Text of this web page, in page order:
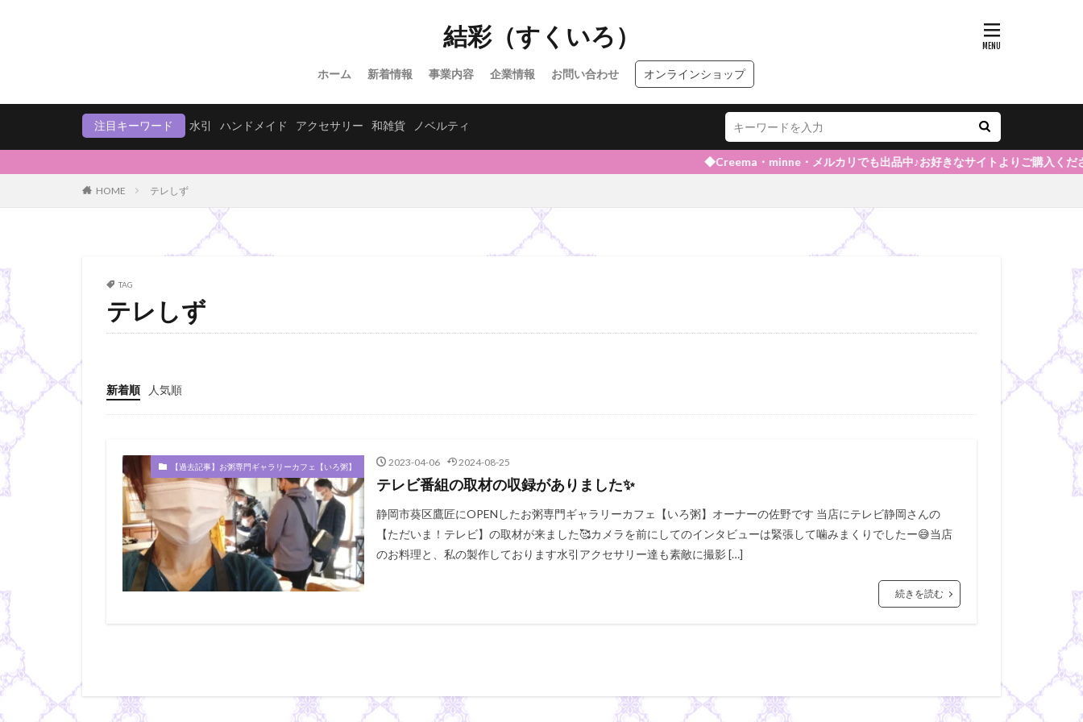
結彩（すくいろ）
ホーム 新着情報 事業内容 企業情報 お問い合わせ オンラインショップ
注目キーワード 水引 ハンドメイド アクセサリー 和雑貨 ノベルティ
◆Creema・minne・メルカリでも出品中♪お好きなサイトよりご購入ください
HOME テレしず
TAG
テレしず
新着順 人気順
【過去記事】お粥専門ギャラリーカフェ【いろ粥】 2023-04-06 2024-08-25
テレビ番組の取材の収録がありました✨
静岡市葵区鷹匠にOPENしたお粥専門ギャラリーカフェ【いろ粥】オーナーの佐野です 当店にテレビ静岡さんの
【ただいま！テレビ】の取材が来ました🥰カメラを前にしてのインタビューは緊張して噛みまくりでしたー😅当店
のお料理と、私の製作しております水引アクセサリー達も素敵に撮影 […]
続きを読む